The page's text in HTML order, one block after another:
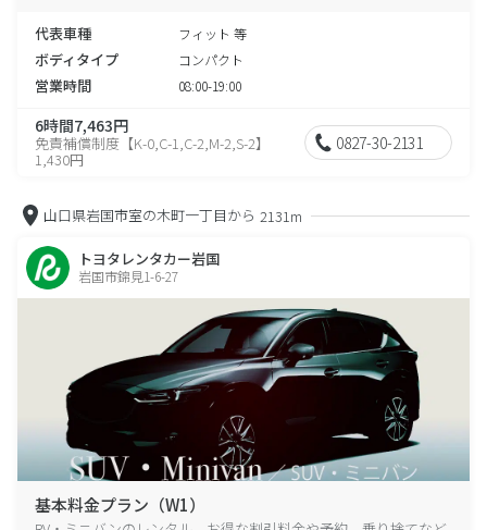
代表車種 フィット 等
ボディタイプ コンパクト
営業時間 08:00-19:00
6時間7,463円
免責補償制度【K-0,C-1,C-2,M-2,S-2】
1,430円
0827-30-2131
山口県岩国市室の木町一丁目から 2131m
トヨタレンタカー岩国
岩国市錦見1-6-27
基本料金プラン（W1）